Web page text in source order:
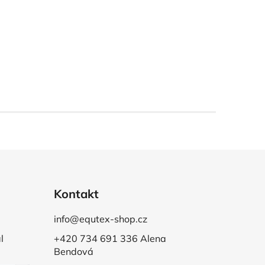
Kontakt
info@equtex-shop.cz
+420 734 691 336 Alena
Bendová